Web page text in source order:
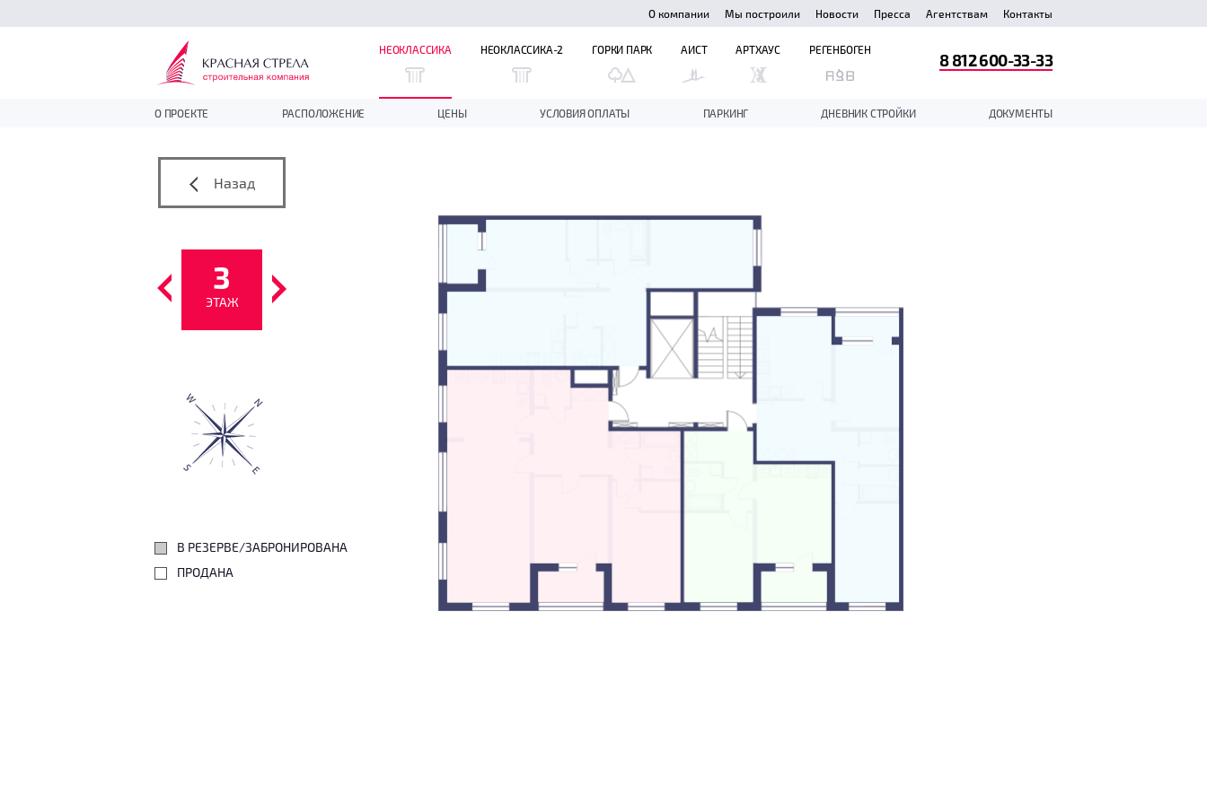
О компании Мы построили Новости Пресса Агентствам Контакты
НЕОКЛАССИКА
О ПРОЕКТЕ РАСПОЛОЖЕНИЕ ЦЕНЫ УСЛОВИЯ ОПЛАТЫ ПАРКИНГ ДНЕВНИК СТРОЙКИ ДОКУМЕНТЫ
НЕОКЛАССИКА-2 ГОРКИ ПАРК АИСТ АРТХАУС РЕГЕНБОГЕН
8 812 600-33-33
Назад
3
ЭТАЖ
В РЕЗЕРВЕ/ЗАБРОНИРОВАНА
ПРОДАНА